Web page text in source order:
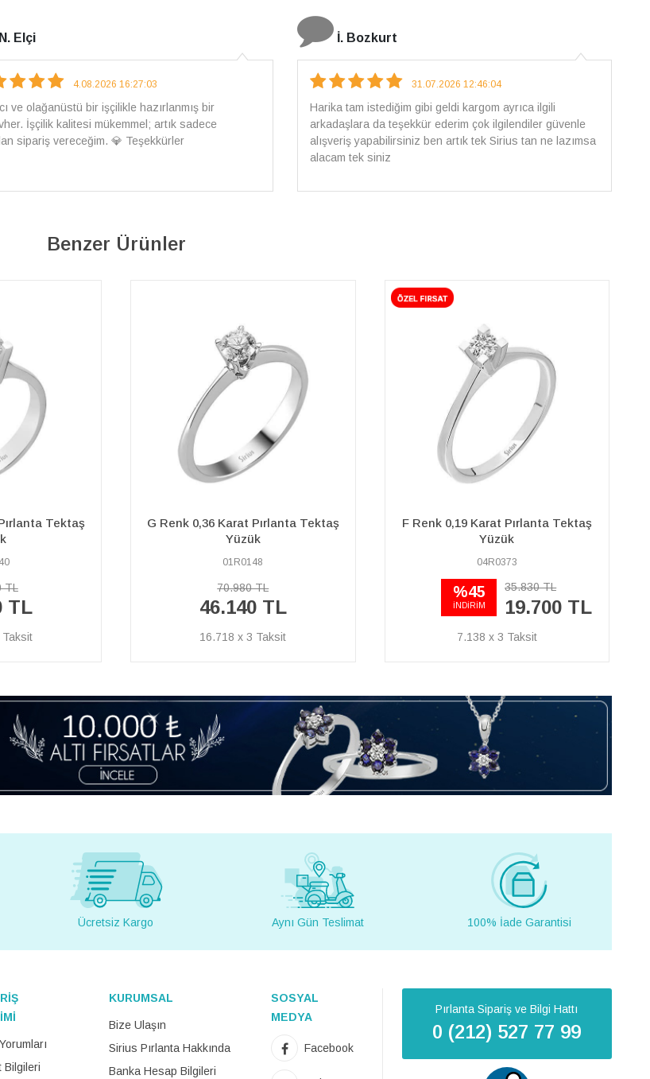
İ. Bozkurt
31.07.2026 12:46:04
tam istediğim gibi geldi kargom ayrıca ilgili
da teşekkür ederim çok ilgilendiler güvenle
yapabilirsiniz ben artık tek Sirius tan ne lazımsa
E.T
18.07.2026 12:38:01
Pirlantami teslim alana kadar tüm surecte bilgilendirildim,
güvenli bir alisveris oldu benim icin ve paketleme özenle
yapilmisti sorunsuz bir sekilde pirlantami takiyorum. Yeni
alisveris adresim artik belli.🤩 Tesekkurler Sirius
Benzer Ürünler
Tektaş
TL
F Renk 0,19 Karat Pırlanta Tektaş
Yüzük
04R0373
%45
İNDİRİM
35.830 TL
19.700 TL
7.138 x 3
G Renk 0,65 Karat Pırlanta Tektaş
Yüzük
24R0032
156.740 TL
101.880
TL
Ücretsiz Kargo Aynı Gün Teslimat 100% İade Garantisi
Bilgileri
KURUMSAL
Bize Ulaşın
Sirius Pırlanta Hakkında
Banka Hesap Bilgileri
SOSYAL
MEDYA
Facebook
Pırlanta Sipariş ve Bilgi Hattı
0 (212) 527 77 99